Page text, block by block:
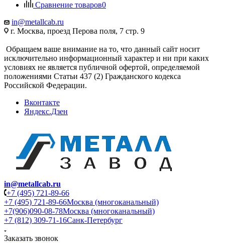
Сравнение товаров0
in@metallcab.ru
г. Москва, проезд Перова поля, 7 стр. 9
Обращаем ваше внимание на то, что данный сайт носит
исключительно информационный характер и ни при каких
условиях не является публичной офертой, определяемой
положениями Статьи 437 (2) Гражданского кодекса
Российской Федерации.
Вконтакте
Яндекс.Дзен
in@metallcab.ru
+7 (495) 721-89-66
+7 (495) 721-89-66Москва (многоканальный)
+7(906)090-08-78Москва (многоканальный)
+7 (812) 309-71-16Санк-Петербург
Заказать звонок